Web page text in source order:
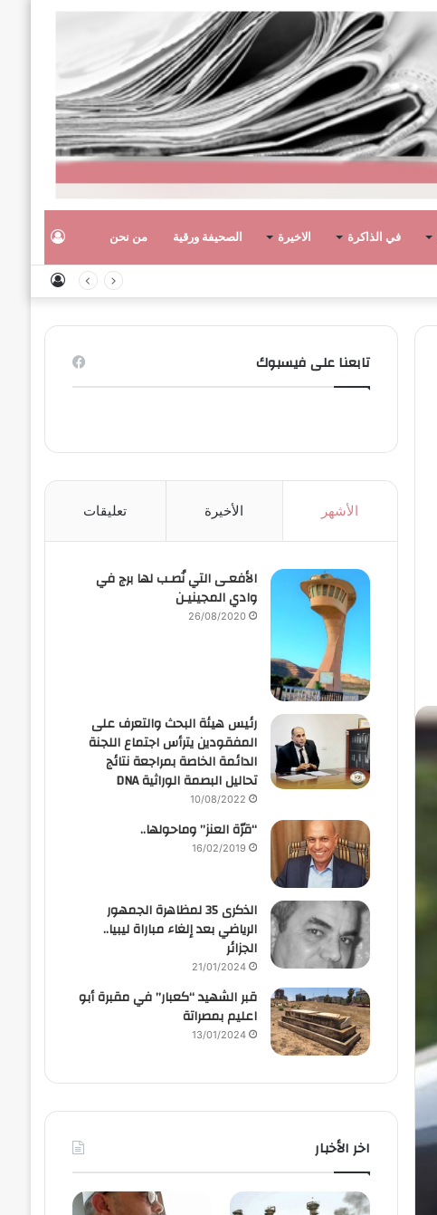
في الذاكرة الاخيرة الصحيفة ورقية من نحن
تابعنا على فيسبوك
الأشهر الأخيرة تعليقات
الأفعـى التي نُصـب لها برج في
وادي المجينيـن
26/08/2020
رئيس هيئة البحث والتعرف على
المفقودين يترأس اجتماع اللجنة
الدائمة الخاصة بمراجعة نتائج
تحاليل البصمة الوراثية DNA
10/08/2022
“قرّة العنز” وماحولها..
16/02/2019
الذكرى 35 لمظاهرة الجمهور
الرياضي بعد إلغاء مباراة ليبيا..
الجزائر
21/01/2024
قبر الشهيد “كعبار” في مقبرة أبو
اعليم بمصراتة
13/01/2024
اخر الأخبار